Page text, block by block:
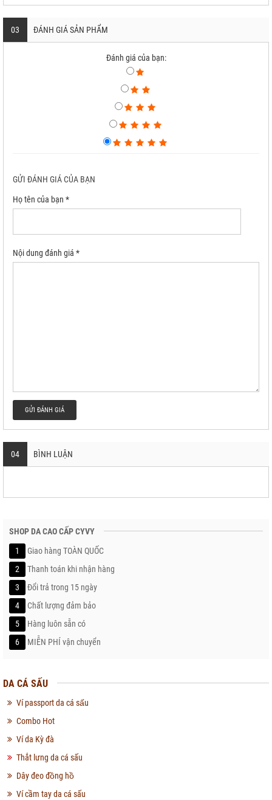
03 ĐÁNH GIÁ SẢN PHẨM
Đánh giá của bạn:
GỬI ĐÁNH GIÁ CỦA BẠN
Họ tên của bạn *
Nội dung đánh giá *
GỬI ĐÁNH GIÁ
04 BÌNH LUẬN
SHOP DA CAO CẤP CYVY
1
Giao hàng TOÀN QUỐC
2
Thanh toán khi nhận hàng
3
Đổi trả trong 15 ngày
4
Chất lượng đảm bảo
5
Hàng luôn sẵn có
6
MIỄN PHÍ vận chuyển
DA CÁ SẤU
Ví passport da cá sấu
Combo Hot
Ví da Kỳ đà
Thắt lưng da cá sấu
Dây đeo đồng hồ
Ví cầm tay da cá sấu